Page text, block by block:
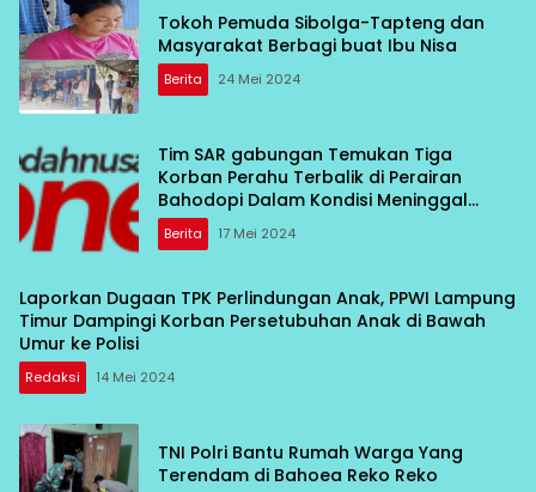
Tokoh Pemuda Sibolga-Tapteng dan
Masyarakat Berbagi buat Ibu Nisa
Berita 24 Mei 2024
Tim SAR gabungan Temukan Tiga
Korban Perahu Terbalik di Perairan
Bahodopi Dalam Kondisi Meninggal
Dunia
Berita 17 Mei 2024
Laporkan Dugaan TPK Perlindungan Anak, PPWI Lampung
Timur Dampingi Korban Persetubuhan Anak di Bawah
Umur ke Polisi
Redaksi 14 Mei 2024
TNI Polri Bantu Rumah Warga Yang
Terendam di Bahoea Reko Reko